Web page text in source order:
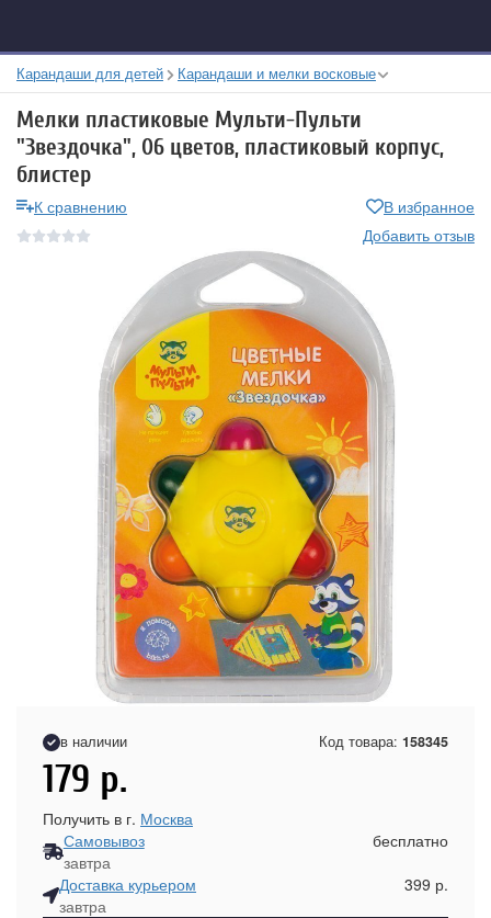
Карандаши для детей Карандаши и мелки восковые
Мелки пластиковые Мульти-Пульти
"Звездочка", 06 цветов, пластиковый корпус,
блистер
К сравнению
В избранное
Добавить отзыв
в наличии Код товара: 158345
179 р.
Получить в г. Москва
Самовывоз
завтра
бесплатно
Доставка курьером
завтра
399 р.